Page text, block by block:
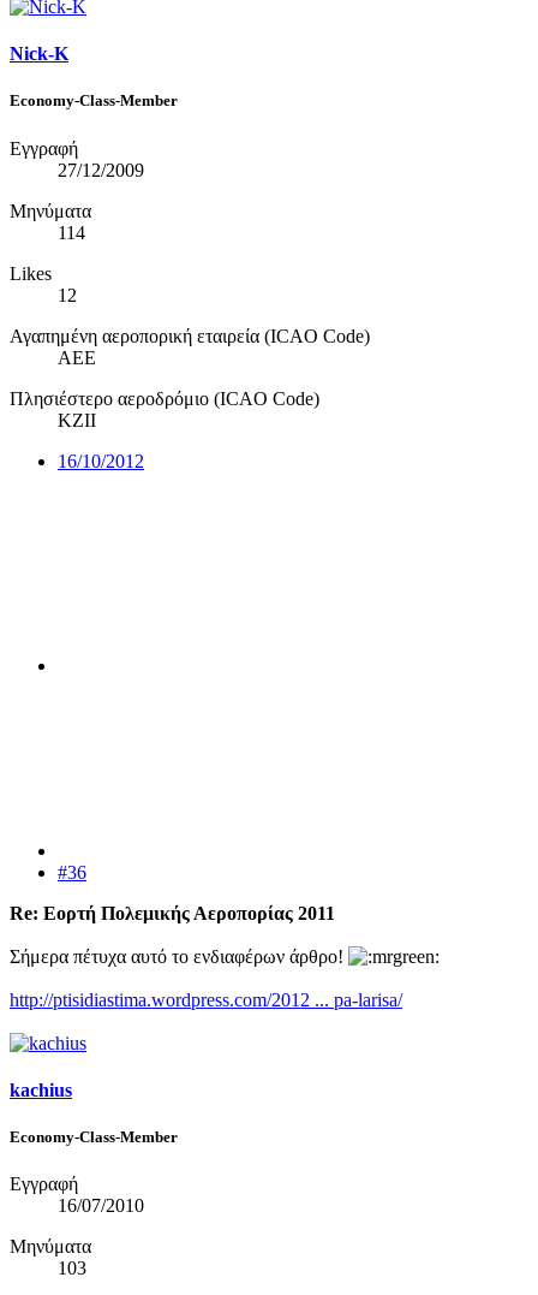
Nick-K
Economy-Class-Member
Εγγραφή
27/12/2009
Μηνύματα
114
Likes
12
Αγαπημένη αεροπορική εταιρεία (ICAO Code)
AEE
Πλησιέστερο αεροδρόμιο (ICAO Code)
KZII
16/10/2012
#36
Re: Εορτή Πολεμικής Αεροπορίας 2011
Σήμερα πέτυχα αυτό το ενδιαφέρων άρθρο!
http://ptisidiastima.wordpress.com/2012 ... pa-larisa/
kachius
Economy-Class-Member
Εγγραφή
16/07/2010
Μηνύματα
103